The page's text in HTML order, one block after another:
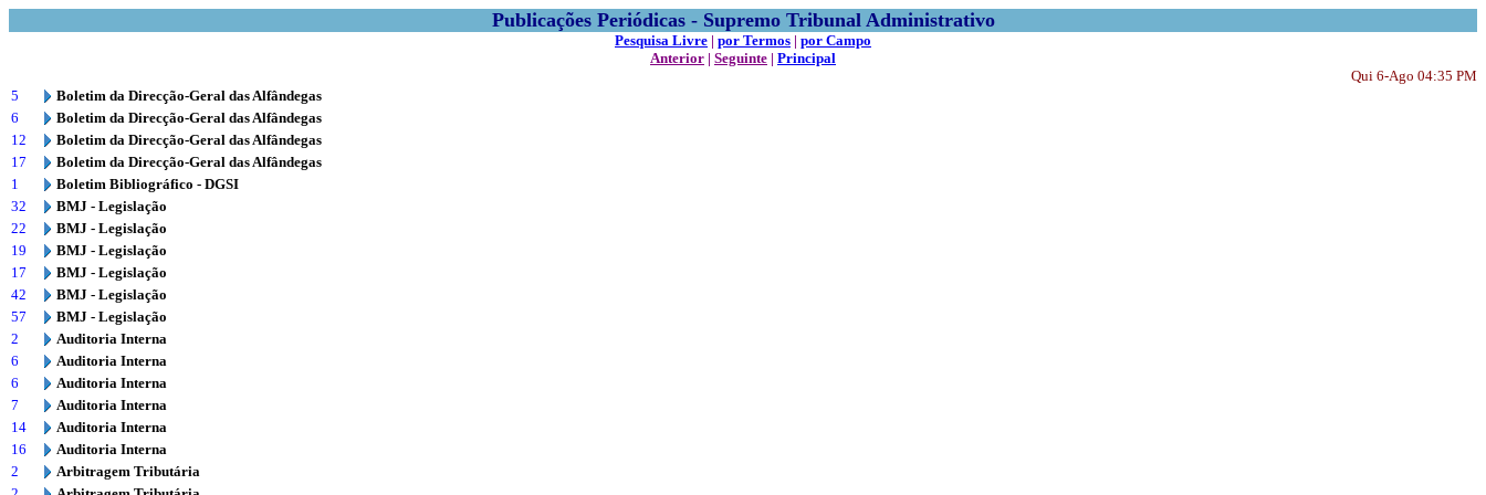
Publicações Periódicas - Supremo Tribunal Administrativo
Pesquisa Livre | por Termos | por Campo
Anterior | Seguinte | Principal
Qui 6-Ago 04:35 PM
5
Boletim da Direcção-Geral das Alfândegas
6
Boletim da Direcção-Geral das Alfândegas
12
Boletim da Direcção-Geral das Alfândegas
17
Boletim da Direcção-Geral das Alfândegas
1
Boletim Bibliográfico - DGSI
32
BMJ - Legislação
22
BMJ - Legislação
19
BMJ - Legislação
17
BMJ - Legislação
42
BMJ - Legislação
57
BMJ - Legislação
2
Auditoria Interna
6
Auditoria Interna
6
Auditoria Interna
7
Auditoria Interna
14
Auditoria Interna
16
Auditoria Interna
2
Arbitragem Tributária